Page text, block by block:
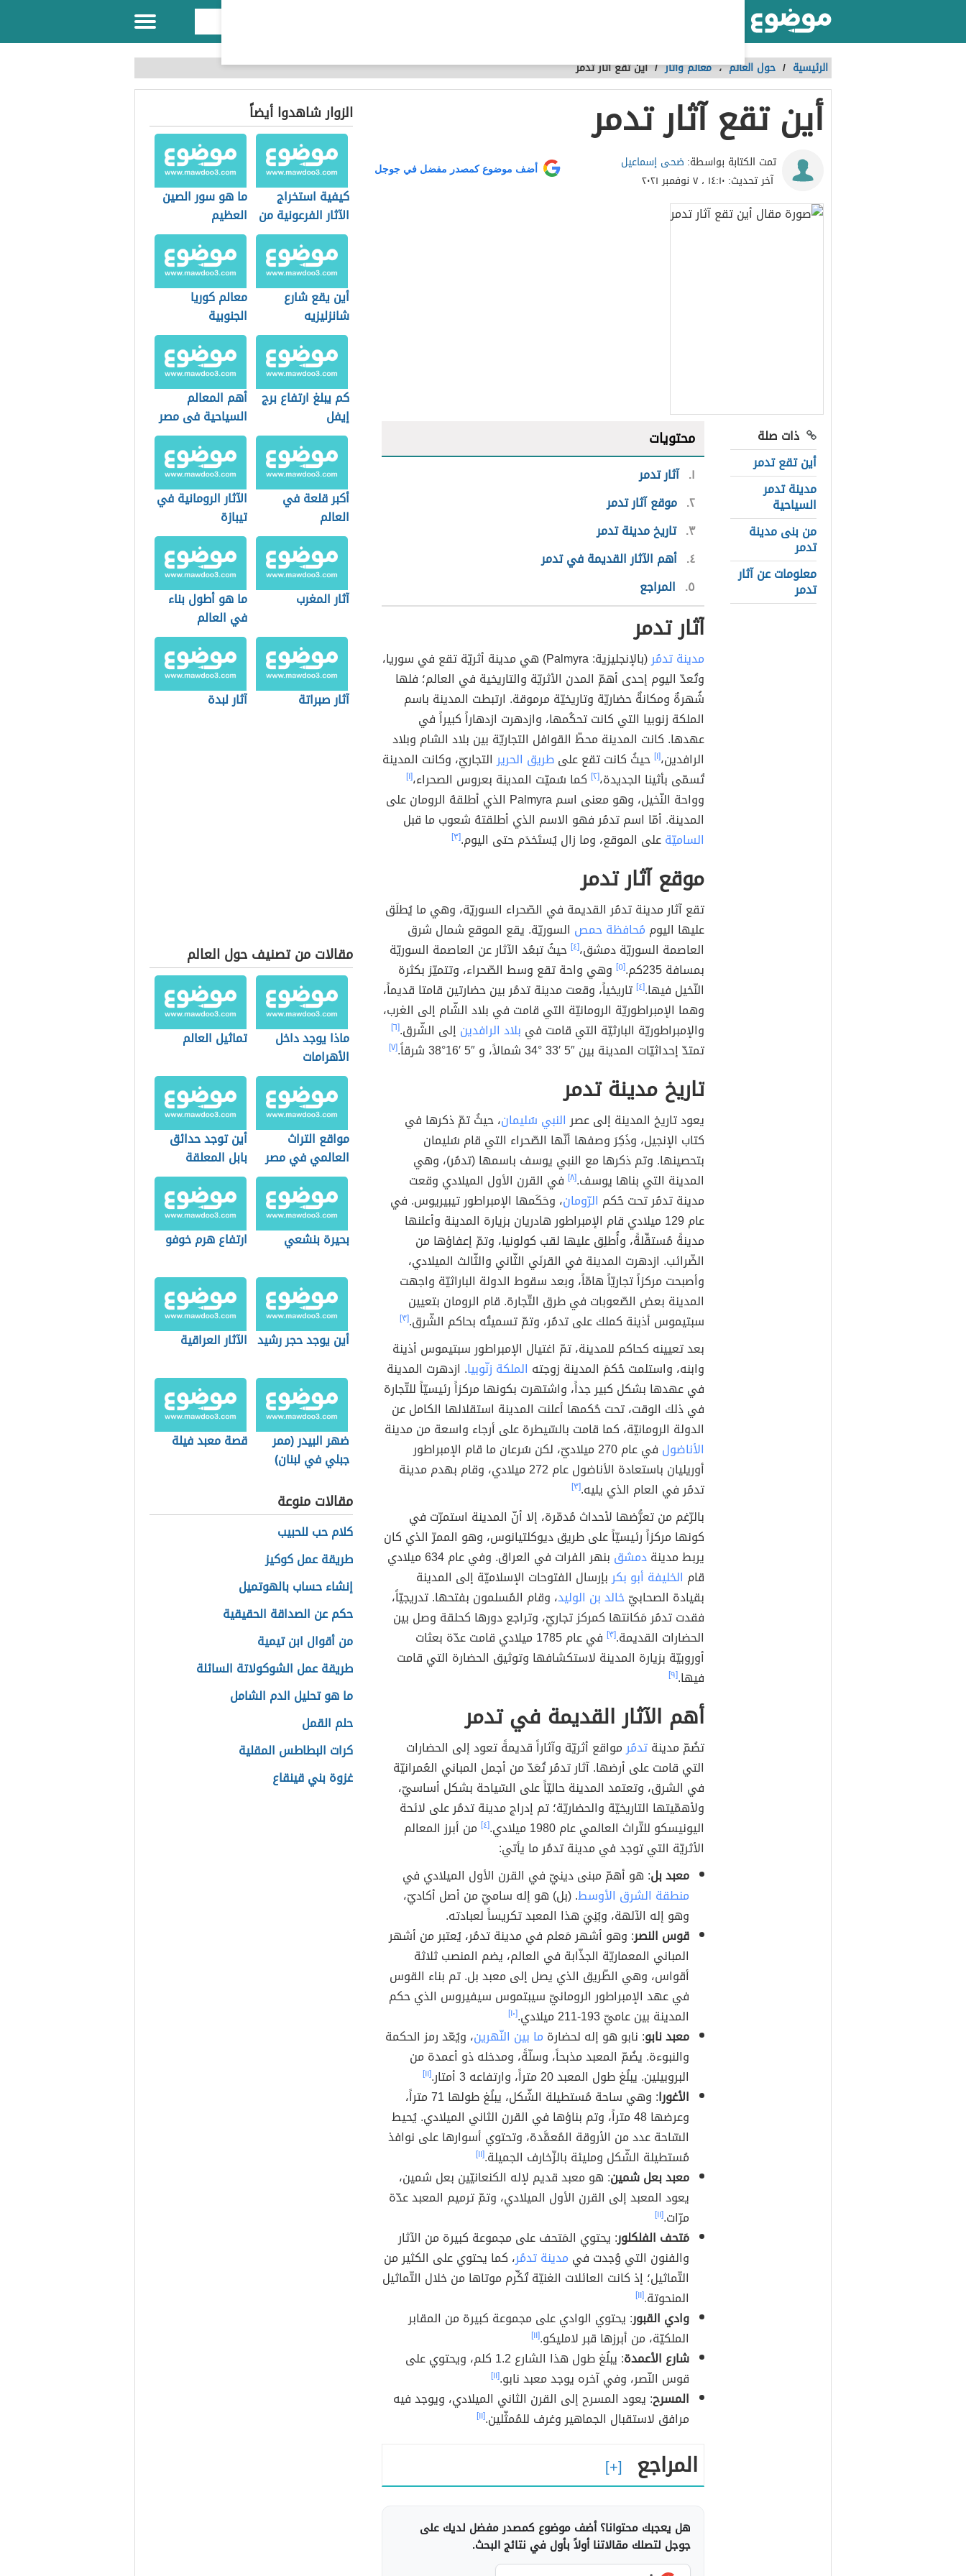
الرئيسية / حول العالم،معالم وآثار /أين تقع آثار تدمر
أين تقع آثار تدمر
تمت الكتابة بواسطة: ضحى إسماعيل
آخر تحديث: ١٤:١٠ ، ٧ نوفمبر ٢٠٢١
أضف موضوع كمصدر مفضل في جوجل
ذات صلة
أين تقع تدمر
مدينة تدمر
السياحية
من بنى مدينة
تدمر
معلومات عن آثار
تدمر
محتويات
١ آثار تدمر
٢ موقع آثار تدمر
٣ تاريخ مدينة تدمر
٤ أهم الآثار القديمة في تدمر
٥ المراجع
آثار تدمر
مدينة تدمُر
(بالإنجليزية: Palmyra) هي مدينة أثريّة تقع في سوريا،
وتُعدّ اليوم إحدى أهمّ المدن الأثريّة والتاريخية في العالم؛ فلها
شُهرةٌ ومكانةٌ حضاريّة وتاريخيّة مرموقة. ارتبطت المدينة باسم
الملكة زنوبيا التي كانت تحكُمها، وازدهرت ازدهاراً كبيراً في
عهدها. كانت المدينة محطّ القوافل التجاريّة بين بلاد الشام وبلاد
الرافدين،[١] حيثُ كانت تقع علىطريق الحريرالتجاريّ، وكانت المدينة
تُسمّى بأثينا الجديدة،[٢] كما سُميّت المدينة بعروس الصحراء،[١]
وواحة النّخيل، وهو معنى اسم Palmyra الذي أطلقهُ الرومان على
المدينة. أمّا اسم تدمُر فهو الاسم الذي أطلقتهُ شعوب ما قبل
الساميّةعلى الموقع، وما زال يُستَخدَم حتى اليوم.[٣]
موقع آثار تدمر
تقع آثار مدينة تدمُر القديمة في الصّحراء السوريّة، وهي ما يُطلَق
عليها اليوم مُحافظة حمص السوريّة. يقع الموقع شمال شرق
العاصمة السوريّة دمشق،[٤]
حيثُ تبعُد الآثار عن العاصمة السوريّة
بمسافة 235كم.
[٥]
وهي واحة تقع وسط الصّحراء، وتتميّز بكثرة
النّخيل فيها.[٤]
تاريخياً، وقعت مدينة تدمُر بين حضارتين قامتا قديماً،
وهما الإمبراطوريّة الرومانيّة التي قامت في بلاد الشّام إلى الغرب،
والإمبراطوريّة البارثيّة التي قامت في بلاد الرافدين إلى الشّرق.[٦]
تمتدّ إحداثيّات المدينة بين ″5 ′33 °34 شمالاً، و ″5 ′16°38 شرقاً. [٧]
تاريخ مدينة تدمر
يعود تاريخ المدينة إلى عصرالنبي سُليمان، حيثُ تمّ ذكرها في
كتاب الإنجيل، وذَكِرَ وصفها أنّها الصّحراء التي قام سُليمان
بتحصينها. وتم ذكرها مع النبي يوسف باسمها (تدمُر)، وهي
المدينة التي بناها يوسف.[٨]
في القرن الأول الميلادي وقعت
مدينة تدمُر تحت حُكم الرّومان، وحَكَمها الإمبراطور تيبيريوس. في
عام 129 ميلادي قام الإمبراطور هادريان بزيارة المدينة وأعلنها
مدينةً مُستقِّلةً، وأُطلِق عليها لقب كولونيا، وتمّ إعفاؤها من
الضّرائب. ازدهرت المدينة في القرنَي الثّاني والثّالث الميلادي،
وأصبحت مركزاً تجاريّاً هامّاً، وبعد سقوط الدولة الباراثيّة واجهت
المدينة بعض الصّعوبات في طرق التّجارة. قام الرومان بتعيين
سبتيموس أذينة كملك على تدمُر، وتمّ تسميتُه بحاكم الشّرق.[٣]
بعد تعيينه كحاكم للمدينة، تمّ اغتيال الإمبراطور سبتيموس أذينة
وابنه، واستلمت حُكمَ المدينة زوجته الملكة زنّوبيا. ازدهرت المدينة
في عهدها بشكل كبير جداً، واشتهرت بكونها مركزاً رئيسيّاً للتّجارة
في ذلك الوقت، تحت حُكمها أعلنت المدينة استقلالها الكامل عن
الدولة الرومانيّة، كما قامت بالسّيطرة على أرجاء واسعة من مدينة
الأناضول
في عام 270 ميلاديّ، لكن سُرعان ما قام الإمبراطور
أوريليان باستعادة الأناضول عام 272 ميلادي، وقام بهدم مدينة
تدمُر في العام الذي يليه.[٣]
بالرّغم من تعرُّضها لأحداث مُدمّرة، إلا أنّ المدينة استمرّت في
كونها مركزاً رئيسيّاً على طريق ديوكلتيانوس، وهو الممرّ الذي كان
يربط مدينةدمشق
بنهر الفرات في العراق. وفي عام 634 ميلادي
قام الخليفة أبو بكربإرسال الفتوحات الإسلاميّة إلى المدينة
بقيادة الصحابيّخالد بن الوليد، وقام المُسلمون بفتحها. تدريجيّاً،
فقدت تدمُر مَكانتها كمركز تجاريّ، وتراجع دورها كحلقة وصل بين
الحضارات القديمة.[٣]
في عام 1785 ميلادي قامت عدّة بعثات
أوروبيّة بزيارة المدينة لاستكشافها وتوثيق الحضارة التي قامت
فيها.[٩]
أهم الآثار القديمة في تدمر
تضُمّ مدينةتدمُرمواقع أثريّة وآثاراً قديمةً تعود إلى الحضارات
التي قامت على أرضها. آثار تدمُر تُعَدّ من أجمل المباني العُمرانيّة
في الشرق، وتعتمد المدينة حاليّاً على السّياحة بشكل أساسيّ،
ولأهمّيتها التاريخيّة والحضاريّة؛ تم إدراج مدينة تدمُر على لائحة
اليونيسكو للتّراث العالمي عام 1980 ميلادي.
[٤]
من أبرز المعالم
الأثريّة التي توجد في مدينة تدمُر ما يأتي:
معبد بل
منطقة الشرق الأوسط. (بل) هو إله ساميّ من أصل أكاديّ،
وهو إله الآلهة، وبُنِيَ هذا المعبد تكريساً لعبادته.
قوس النصر: وهو أشهر مَعلم في مدينة تدمُر، يُعتبر من أشهر
المباني المعماريّة الجذّابة في العالم، يضم المنصب ثلاثة
أقواس، وهي الطّريق الذي يصل إلى معبد بل. تم بناء القوس
في عهد الإمبراطور الرومانيّ سيبتموس سيفيروس الذي حكم
المدينة بين عاميّ 193-211 ميلادي.
[١٠]
معبد نابو: نابو هو إله لحضارة ما بين النّهرين، ويُعّد رمز الحكمة
والنبوءة. يضُمّ المعبد مذبحاً، وسلّةً، ومدخله ذو أعمدة من
البروبيلين. يبلُغ طول المعبد 20 متراً، وارتفاعه 3 أمتار.
[١١]
الأغورا
: وهي ساحة مُستطيلة الشّكل، يبلُغ طولها 71 متراً،
وعرضها 48 متراً، وتم بناؤها في القرن الثاني الميلادي. يُحيط
السّاحة عدد من الأروقة المُعمَّدة، وتحتوي أسوارها على نوافذ
مُستطيلة الشّكل ومليئة بالزّخارف الجميلة.[١١]
معبد بعل شمين: هو معبد قديم لإله الكنعانيّين بعل شمين،
يعود المعبد إلى القرن الأول الميلادي، وتمّ ترميم المعبد عدّة
مرّات.[١١]
مَتحف الفلكلور: يحتوي المَتحف على مجموعة كبيرة من الآثار
والفنون التي وُجدت في مدينة تدمُر، كما يحتوي على الكثير من
التّماثيل؛ إذ كانت العائلات الغنيّة تُكِّرم موتاها من خلال التّماثيل
المنحوتة.[١١]
وادي القبور: يحتوي الوادي على مجموعة كبيرة من المقابر
الملكيّة، من أبرزها قبر لامليكو.[١١]
شارع الأعمدة
: يبلُغ طول هذا الشارع 1.2 كلم، ويحتوي على
قوس النّصر، وفي آخره يوجد معبد نابو.[١١]
المسرح: يعود المسرح إلى القرن الثاني الميلادي، ويوجد فيه
مرافق لاستقبال الجماهير وغرف للمُمثّلين.[١١]
المراجع
هل يعجبك محتوانا؟ أضف موضوع كمصدر مفضل لديك على
جوجل لتصلك مقالاتنا أولاً بأول في نتائج البحث.
الزوار شاهدوا أيضاً
كيفية استخراج
الآثار الفرعونية من
باطن الأرض
ما هو سور الصين
العظيم
أين يقع شارع
شانزليزيه
معالم كوريا
الجنوبية
كم يبلغ ارتفاع برج
إيفل
أهم المعالم
السياحية فى مصر
أكبر قلعة في
العالم
الآثار الرومانية في
تيبازة
آثار المغرب
ما هو أطول بناء
في العالم
آثار صبراتة آثار لبدة
مقالات من تصنيف حول العالم
ماذا يوجد داخل
الأهرامات
تماثيل العالم
مواقع التراث
العالمي في مصر
أين توجد حدائق
بابل المعلقة
بحيرة بنشعي ارتفاع هرم خوفو
أين يوجد حجر رشيد الآثار العراقية
ضهر البيدر (ممر
جبلي في لبنان)
قصة معبد فيلة
مقالات منوعة
كلام حب للحبيب
طريقة عمل كوكيز
إنشاء حساب بالهوتميل
حكم عن الصداقة الحقيقية
من أقوال ابن تيمية
طريقة عمل الشوكولاتة السائلة
ما هو تحليل الدم الشامل
حلم القمل
كرات البطاطس المقلية
غزوة بني قينقاع